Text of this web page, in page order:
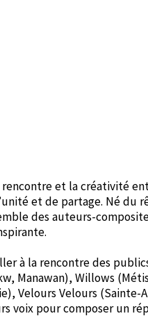
rencontre et la créativité
et de partage. Né du
des auteurs-
à la rencontre des
Manawan), Willows
Velours Velours (Sainte-
voix pour composer un